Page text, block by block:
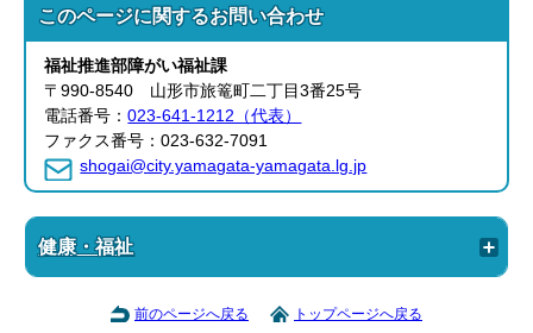
このページに関するお問い合わせ
福祉推進部障がい福祉課
〒990-8540 山形市旅篭町二丁目3番25号
電話番号：023-641-1212（代表）
ファクス番号：023-632-7091
shogai@city.yamagata-yamagata.lg.jp
健康・福祉
前のページへ戻る トップページへ戻る